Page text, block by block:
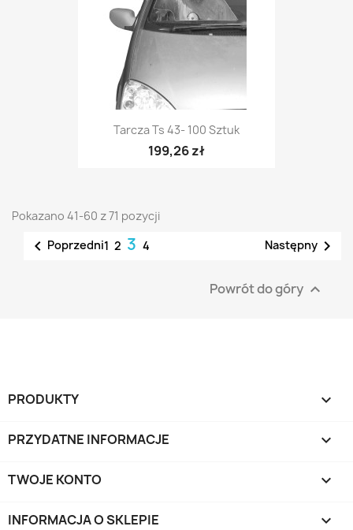
Tarcza Ts 43- 100 Sztuk
199,26 zł
Pokazano 41-60 z 71 pozycji
 Poprzedni1 2 3 4 Następny 
Powrót do góry 
PRODUKTY 
PRZYDATNE INFORMACJE 
TWOJE KONTO 
INFORMACJA O SKLEPIE keyboard_arrow_down